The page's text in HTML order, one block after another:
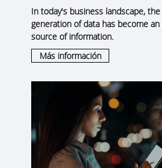
In today's business landscape,
generation of data has become
source of information.
Más información